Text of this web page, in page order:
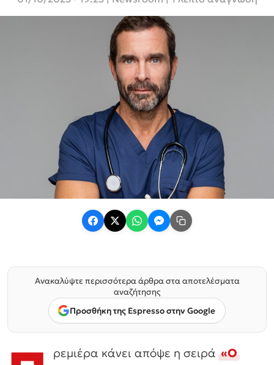
Ανακαλύψτε περισσότερα άρθρα στα αποτελέσματα
αναζήτησης
Προσθήκη της Espresso στην Google
ρεμιέρα κάνει απόψε η σειρά«Ο